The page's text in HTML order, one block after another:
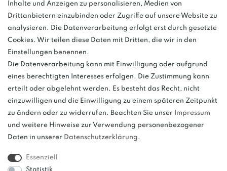
Montag - Freitag, 08:00 - 16:00
Anrufe aus dem dt. Festnetz zum Ortstarif, Preise aus dem Mobilfunknetz
ggf. abweichend (abhängig vom Provider).
und
weitere.
Inhalte und Anzeigen zu personalisieren, Medien von
Drittanbietern einzubinden oder Zugriffe auf unsere Website zu
analysieren. Die Datenverarbeitung erfolgt erst durch gesetzte
Cookies. Wir teilen diese Daten mit Dritten, die wir in den
Einstellungen benennen.
Die Datenverarbeitung kann mit Einwilligung oder aufgrund
eines berechtigten Interesses erfolgen. Die Zustimmung kann
erteilt oder abgelehnt werden. Es besteht das Recht, nicht
einzuwilligen und die Einwilligung zu einem späteren Zeitpunkt
zu ändern oder zu widerrufen. Beachten Sie unser
Impressum
und weitere Hinweise zur Verwendung personenbezogener
Daten in unserer Daten­schutz­erklärung.
Essenziell
Sinne einer Preisermäßigung, sondern lediglich
einen Preisvergleich zur unverbindlichen